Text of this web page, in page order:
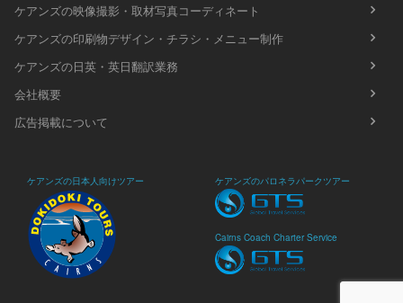
ケアンズの映像撮影・取材写真コーディネート
ケアンズの印刷物デザイン・チラシ・メニュー制作
ケアンズの日英・英日翻訳業務
会社概要
広告掲載について
ケアンズの日本人向けツアー ケアンズのパロネラパークツアー
Cairns Coach Charter Service